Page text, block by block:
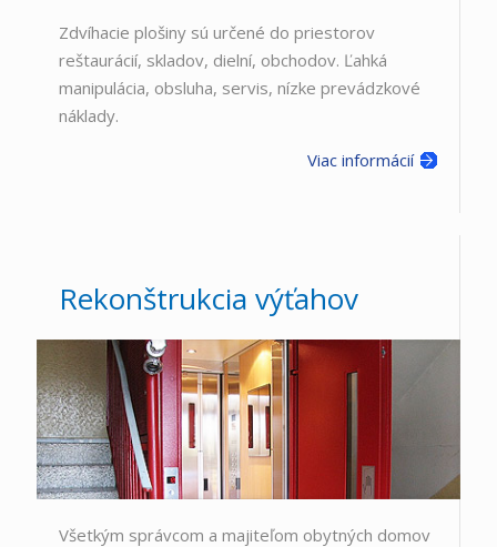
Zdvíhacie plošiny sú určené do priestorov
reštaurácií, skladov, dielní, obchodov. Ľahká
manipulácia, obsluha, servis, nízke prevádzkové
náklady.
Viac informácií
Rekonštrukcia výťahov
Všetkým správcom a majiteľom obytných domov